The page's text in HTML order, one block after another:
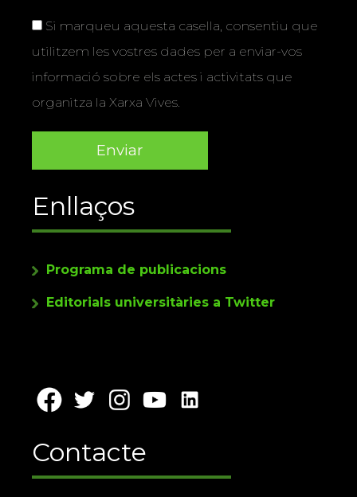
Si marqueu aquesta casella, consentiu que
utilitzem les vostres dades per a enviar-vos
informació sobre els actes i activitats que
organitza la Xarxa Vives.
Enllaços
Programa de publicacions
Editorials universitàries a Twitter
Contacte